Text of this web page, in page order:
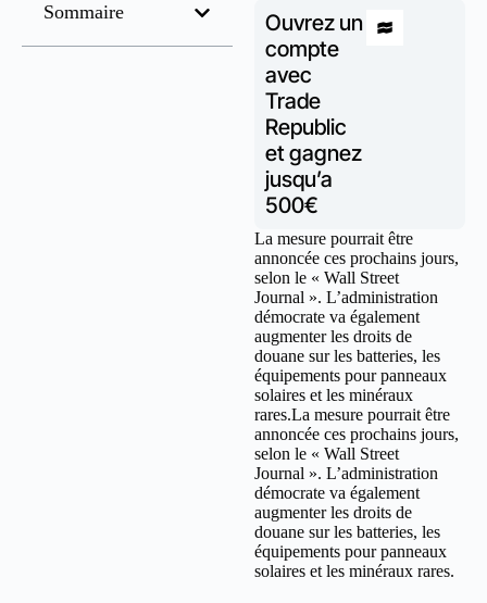
Sommaire
Ouvrez un
compte
avec
Trade
Republic
et gagnez
jusqu’a
500€
La mesure pourrait être
annoncée ces prochains jours,
selon le « Wall Street
Journal ». L’administration
démocrate va également
augmenter les droits de
douane sur les batteries, les
équipements pour panneaux
solaires et les minéraux
rares.La mesure pourrait être
annoncée ces prochains jours,
selon le « Wall Street
Journal ». L’administration
démocrate va également
augmenter les droits de
douane sur les batteries, les
équipements pour panneaux
solaires et les minéraux rares.